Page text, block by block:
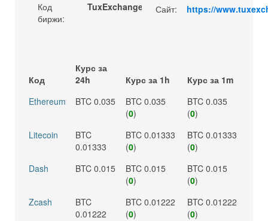
Код
биржи:
TuxExchange
Сайт:
https://
Код
Курс за
24h
Курс за 1h
Курс за 1m
Ethereum
BTC 0.035
BTC 0.035
(0)
BTC 0.035
(0)
Litecoin
BTC
0.01333
BTC 0.01333
(0)
BTC 0.01333
(0)
Dash
BTC 0.015
BTC 0.015
(0)
BTC 0.015
(0)
Zcash
BTC
0.01222
BTC 0.01222
(0)
BTC 0.01222
(0)